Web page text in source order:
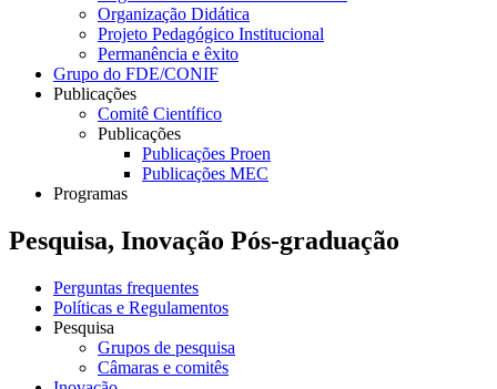
Organização Didática
Projeto Pedagógico Institucional
Permanência e êxito
Grupo do FDE/CONIF
Publicações
Comitê Científico
Publicações
Publicações Proen
Publicações MEC
Programas
Pesquisa, Inovação Pós-graduação
Perguntas frequentes
Políticas e Regulamentos
Pesquisa
Grupos de pesquisa
Câmaras e comitês